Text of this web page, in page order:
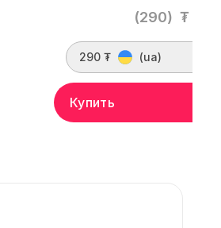
(290) ₮
290 ₮ (ua)
Купить